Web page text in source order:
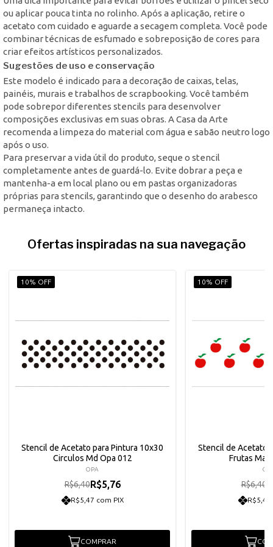
ou aplicar pouca tinta no rolinho. Após a aplicação, retire o
acetato com cuidado e aguarde a secagem completa. Você pode
combinar técnicas de esfumado e sobreposição de cores para
criar efeitos artísticos personalizados.
Sugestões de uso e conservação
Este modelo é indicado para a decoração de caixas, telas,
painéis, murais e trabalhos de scrapbooking. Você também
pode sobrepor diferentes stencils para desenvolver
composições exclusivas em suas obras. A Casa da Arte
recomenda a limpeza do material com água e sabão neutro logo
após o uso.
Para preservar a vida útil do produto, seque o stencil
completamente antes de guardá-lo. Evite dobrar a peça e
mantenha-a em local plano ou em pastas organizadoras
próprias para stencils, garantindo que o desenho do arabesco
permaneça intacto.
Ofertas inspiradas na sua navegação
10% OFF
Stencil de Acetato para Pintura 10x30
Circulos Md Opa 012
OPA
R$6,40R$5,76
R$5,47 com PIX
COMPRAR
10% OFF
Stencil de Acetato
Frutas
R$6,40
R$5,47